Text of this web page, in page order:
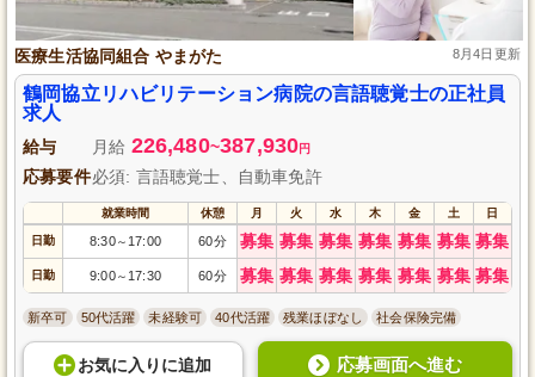
医療生活協同組合 やまがた 8月4日更新
鶴岡協立リハビリテーション病院の言語聴覚士の正社員
求人
給与 月給 226,480~387,930円
応募要件必須: 言語聴覚士、自動車免許
就業時間 休憩 月 火 水 木 金 土 日
日勤 8:30～ 17:00 60分 募集 募集 募集 募集 募集 募集 募集
日勤 9:00～ 17:30 60分 募集 募集 募集 募集 募集 募集 募集
新卒可 50代活躍 未経験可 40代活躍 残業ほぼなし 社会保険完備
お気に入り に追加 応募画面へ進む